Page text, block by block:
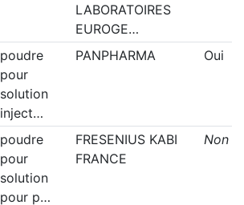
LABORATOIRES
EUROGE…
poudre
pour
solution
inject…
PANPHARMA Oui
poudre
pour
solution
pour p…
FRESENIUS KABI
FRANCE
Non